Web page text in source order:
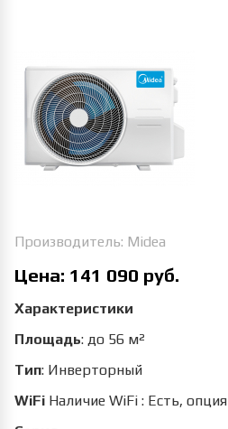
Производитель: Midea
Цена: 141 090 руб.
Характеристики
Площадь: до 56 м²
Тип: Инверторный
WiFi Наличие WiFi : Есть, опция